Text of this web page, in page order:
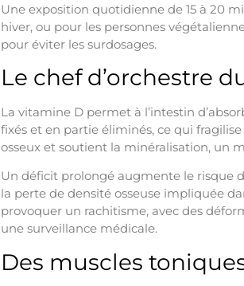
Une exposition quotidienne de 15 à 20
hiver, ou pour les personnes
pour éviter les surdosages.
Le chef d’orchestre
La vitamine D permet à l’intestin
fixés et en partie éliminés, ce qui
osseux et soutient la minéralisation, un
Un déficit prolongé augmente le risque
la perte de densité osseuse impliquée
provoquer un rachitisme, avec des
une surveillance médicale.
Des muscles